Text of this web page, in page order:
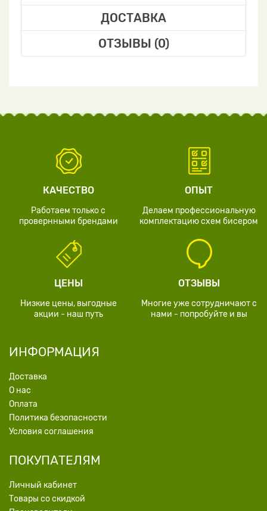
ДОСТАВКА
ОТЗЫВЫ (0)
КАЧЕСТВО
Работаем только с
провернными брендами
ОПЫТ
Делаем профессиональную
комплектацию схем бисером
ЦЕНЫ
Низкие цены, выгодные
акции - наш путь
ОТЗЫВЫ
Многие уже сотрудничают с
нами - попробуйте и вы
ИНФОРМАЦИЯ
Доставка
О нас
Оплата
Политика безопасности
Условия соглашения
ПОКУПАТЕЛЯМ
Личный кабинет
Товары со скидкой